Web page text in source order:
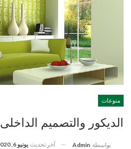
منوعات
الديكور والتصميم الداخلى
بواسطة Admin آخر تحديث يونيو 6, 2020